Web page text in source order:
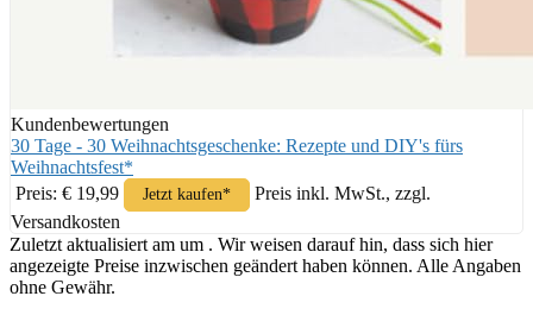
Kundenbewertungen
30 Tage - 30 Weihnachtsgeschenke: Rezepte und DIY's fürs
Weihnachtsfest*
Preis: € 19,99
Jetzt kaufen*
Preis inkl. MwSt., zzgl.
Versandkosten
Zuletzt aktualisiert am um . Wir weisen darauf hin, dass sich hier
angezeigte Preise inzwischen geändert haben können. Alle Angaben
ohne Gewähr.